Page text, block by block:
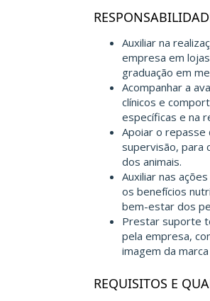
Auxiliar na
empresa em
graduação em
Acompanhar a
clínicos e
específicas e na
Apoiar o repasse
supervisão, para
dos animais.
Auxiliar nas
os benefícios
bem-estar dos
Prestar suporte
pela empresa,
imagem da
REQUISITOS E